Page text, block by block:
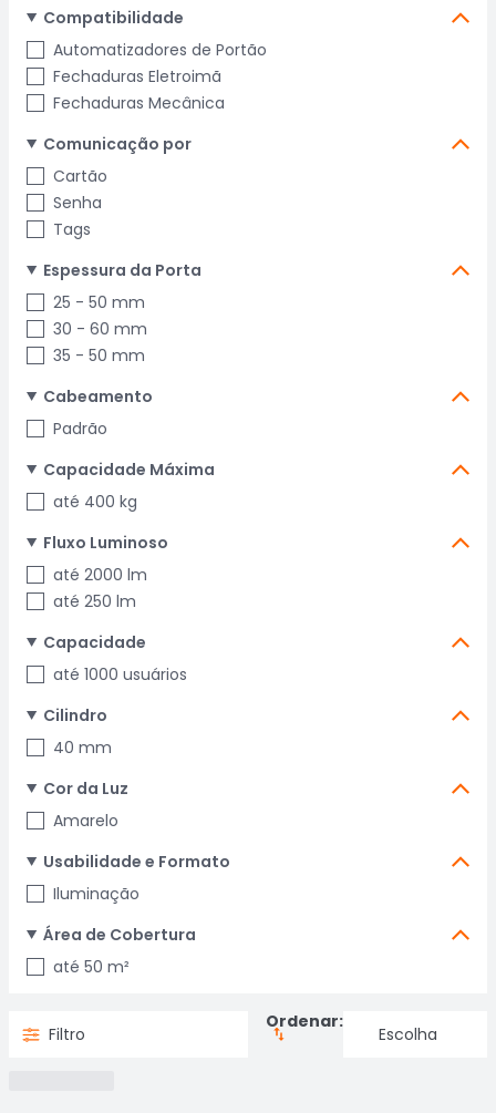
Compatibilidade
Automatizadores de Portão
Fechaduras Eletroimã
Fechaduras Mecânica
Comunicação por
Cartão
Senha
Tags
Espessura da Porta
25 - 50 mm
30 - 60 mm
35 - 50 mm
Cabeamento
Padrão
Capacidade Máxima
até 400 kg
Fluxo Luminoso
até 2000 lm
até 250 lm
Capacidade
até 1000 usuários
Cilindro
40 mm
Cor da Luz
Amarelo
Usabilidade e Formato
Iluminação
Área de Cobertura
até 50 m²
Filtro
Ordenar: